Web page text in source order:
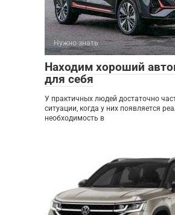
Нужно знать
Находим хороший
для себя
У практичных людей достаточно
ситуации, когда у них появляется
необходимость в